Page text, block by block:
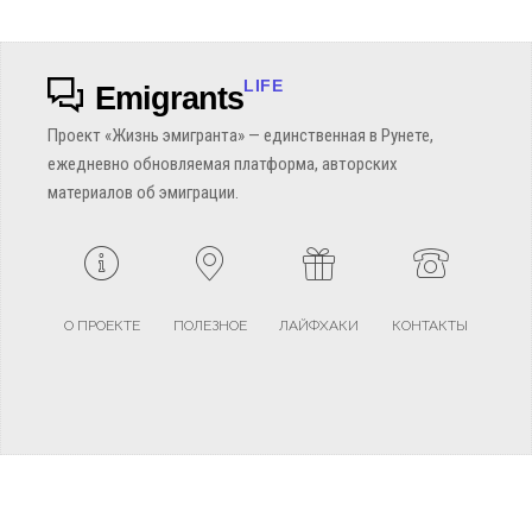
EmigrantsLIFE
Проект «Жизнь эмигранта» — единственная в Рунете,
ежедневно обновляемая платформа, авторских
материалов об эмиграции.
О ПРОЕКТЕ ПОЛЕЗНОЕ ЛАЙФХАКИ КОНТАКТЫ